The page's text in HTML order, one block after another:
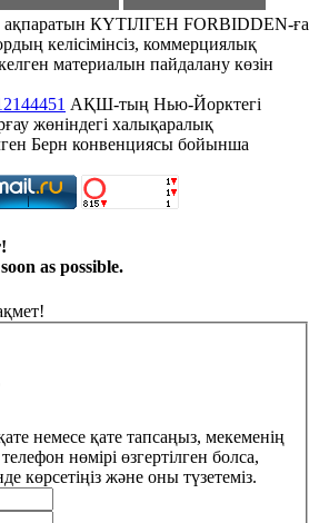
ақпаратын КҮТІЛГЕН FORBIDDEN-ға
келісімінсіз, коммерциялық
материалын пайдалану көзін
АҚШ-тың Нью-Йорктегі
жөніндегі халықаралық
Берн конвенциясы бойынша
as possible.
немесе қате тапсаңыз, мекеменің
нөмірі өзгертілген болса,
көрсетіңіз және оны түзетеміз.